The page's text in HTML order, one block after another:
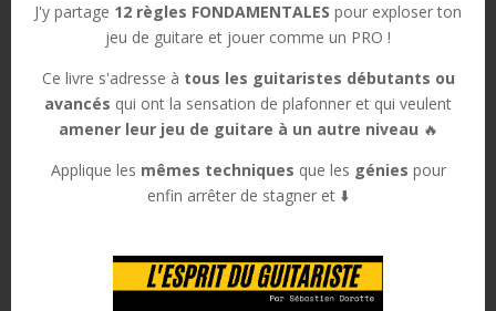
disait que lui ça lui fait ça quand il rentre chez les gens.
Il est artisan du coup il voit tout de suite tous les
TOUR DE GRILLE
analyse. Tout s’analyse très bien, c’est parfaitement
parfait mais j’ai envie de rester dans la magie. Dans le
silence, le recueillement et l’apaisement qu’inspire ce
J'y partage 12 règles FONDAMENTALES pour exploser ton
jeu de guitare et jouer comme un PRO !
Ce livre s'adresse à tous les guitaristes débutants ou
avancés qui ont la sensation de plafonner et qui veulent
amener leur jeu de guitare à un autre niveau 🔥
Applique les mêmes techniques que les génies pour
enfin arrêter de stagner et ⬇️